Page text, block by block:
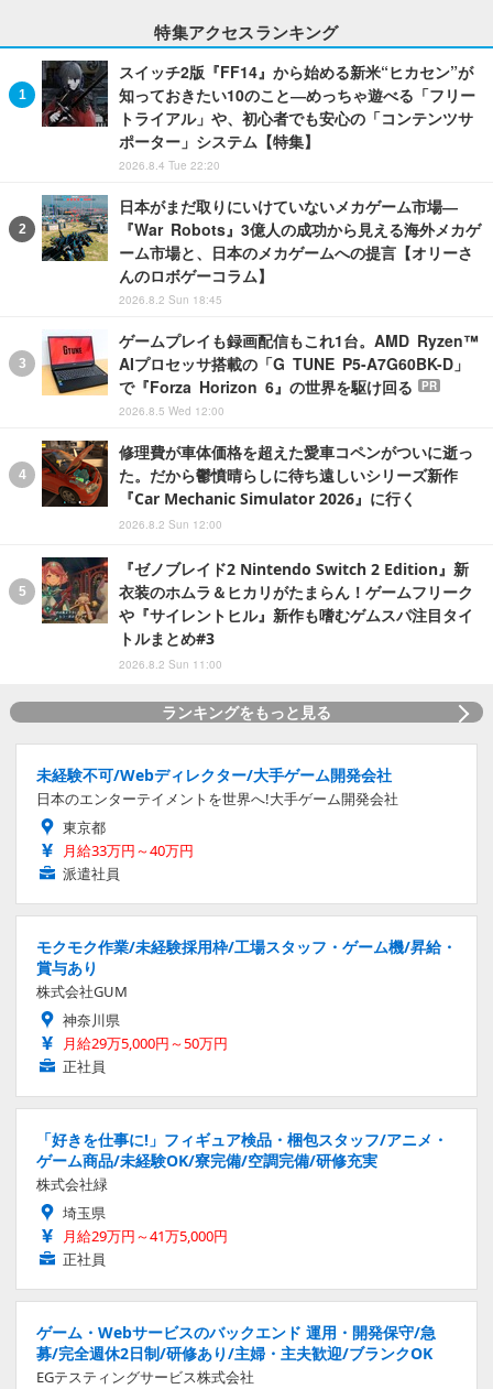
特集アクセスランキング
スイッチ2版『FF14』から始める新米“ヒカセン”が
知っておきたい10のこと―めっちゃ遊べる「フリー
トライアル」や、初心者でも安心の「コンテンツサ
ポーター」システム【特集】
2026.8.4 Tue 22:20
日本がまだ取りにいけていないメカゲーム市場―
『War Robots』3億人の成功から見える海外メカゲ
ーム市場と、日本のメカゲームへの提言【オリーさ
んのロボゲーコラム】
2026.8.2 Sun 18:45
ゲームプレイも録画配信もこれ1台。AMD Ryzen™
AIプロセッサ搭載の「G TUNE P5-A7G60BK-D」
で『Forza Horizon 6』の世界を駆け回る
PR
2026.8.5 Wed 12:00
修理費が車体価格を超えた愛車コペンがついに逝っ
た。だから鬱憤晴らしに待ち遠しいシリーズ新作
『Car Mechanic Simulator 2026』に行く
2026.8.2 Sun 12:00
『ゼノブレイド2 Nintendo Switch 2 Edition』新
衣装のホムラ＆ヒカリがたまらん！ゲームフリーク
や『サイレントヒル』新作も嗜むゲムスパ注目タイ
トルまとめ#3
2026.8.2 Sun 11:00
ランキングをもっと見る
未経験不可/Webディレクター/大手ゲーム開発会社
日本のエンターテイメントを世界へ!大手ゲーム開発会社
東京都
月給33万円～40万円
派遣社員
モクモク作業/未経験採用枠/工場スタッフ・ゲーム機/昇給・
賞与あり
株式会社GUM
神奈川県
月給29万5,000円～50万円
正社員
「好きを仕事に!」フィギュア検品・梱包スタッフ/アニメ・
ゲーム商品/未経験OK/寮完備/空調完備/研修充実
株式会社緑
埼玉県
月給29万円～41万5,000円
正社員
ゲーム・Webサービスのバックエンド 運用・開発保守/急
募/完全週休2日制/研修あり/主婦・主夫歓迎/ブランクOK
EGテスティングサービス株式会社